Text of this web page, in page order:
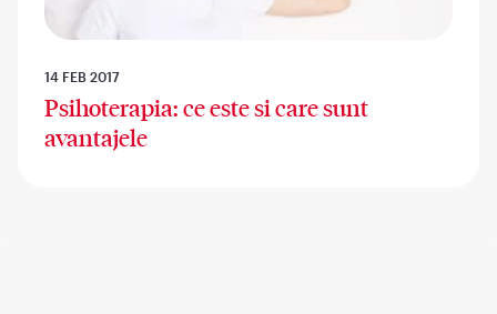
14 FEB 2017
Psihoterapia: ce este si care sunt
avantajele